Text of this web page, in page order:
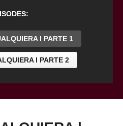
l PARTE 1
l PARTE 2